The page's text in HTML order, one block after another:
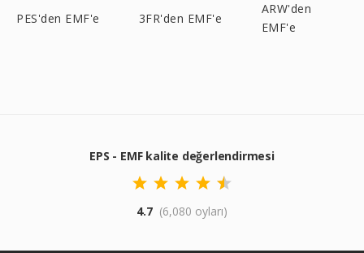
PES'den EMF'e 3FR'den EMF'e
ARW'den
EMF'e
EPS - EMF kalite değerlendirmesi
4.7 (6,080 oyları)